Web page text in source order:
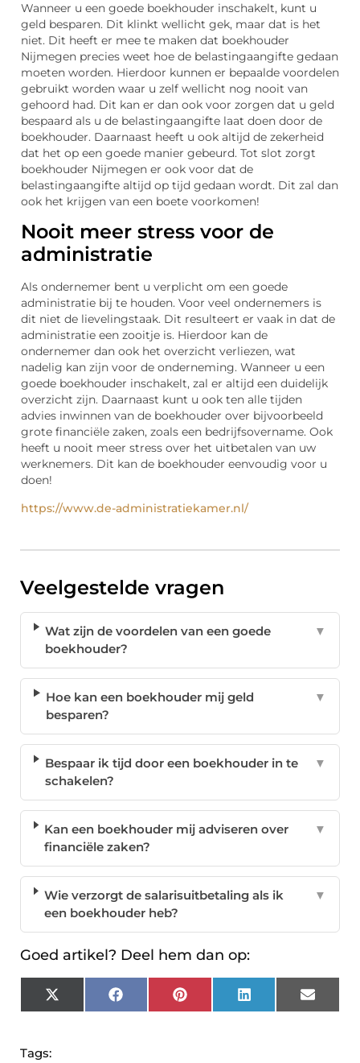
Wanneer u een goede boekhouder inschakelt, kunt u
geld besparen. Dit klinkt wellicht gek, maar dat is het
niet. Dit heeft er mee te maken dat boekhouder
Nijmegen precies weet hoe de belastingaangifte gedaan
moeten worden. Hierdoor kunnen er bepaalde voordelen
gebruikt worden waar u zelf wellicht nog nooit van
gehoord had. Dit kan er dan ook voor zorgen dat u geld
bespaard als u de belastingaangifte laat doen door de
boekhouder. Daarnaast heeft u ook altijd de zekerheid
dat het op een goede manier gebeurd. Tot slot zorgt
boekhouder Nijmegen er ook voor dat de
belastingaangifte altijd op tijd gedaan wordt. Dit zal dan
ook het krijgen van een boete voorkomen!
Nooit meer stress voor de
administratie
Als ondernemer bent u verplicht om een goede
administratie bij te houden. Voor veel ondernemers is
dit niet de lievelingstaak. Dit resulteert er vaak in dat de
administratie een zooitje is. Hierdoor kan de
ondernemer dan ook het overzicht verliezen, wat
nadelig kan zijn voor de onderneming. Wanneer u een
goede boekhouder inschakelt, zal er altijd een duidelijk
overzicht zijn. Daarnaast kunt u ook ten alle tijden
advies inwinnen van de boekhouder over bijvoorbeeld
grote financiële zaken, zoals een bedrijfsovername. Ook
heeft u nooit meer stress over het uitbetalen van uw
werknemers. Dit kan de boekhouder eenvoudig voor u
doen!
https://www.de-administratiekamer.nl/
Veelgestelde vragen
Wat zijn de voordelen van een goede
boekhouder?
▼
Hoe kan een boekhouder mij geld
besparen?
▼
Bespaar ik tijd door een boekhouder in te
schakelen?
▼
Kan een boekhouder mij adviseren over
financiële zaken?
▼
Wie verzorgt de salarisuitbetaling als ik
een boekhouder heb?
▼
Goed artikel? Deel hem dan op:
X
(Twitter)
FacebookPinterest LinkedIn Email
Tags: